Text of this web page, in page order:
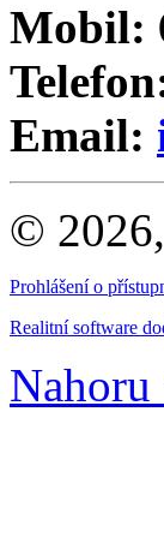
Mobil:
Email:
©
Prohlášení o
Realitní software
Nahoru